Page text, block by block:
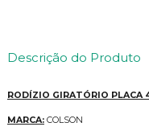
Descrição do Produto
RODÍZIO GIRATÓRIO PLACA
MARCA:COLSON